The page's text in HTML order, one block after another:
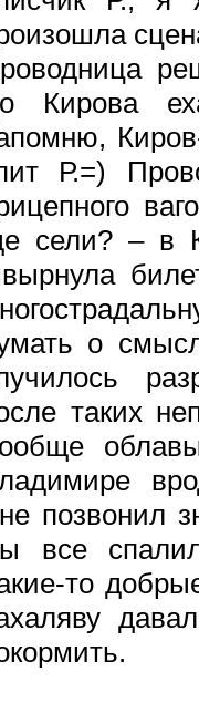
Кирова
Р.=)
сели? – в
о
таких
позвонил
все
то